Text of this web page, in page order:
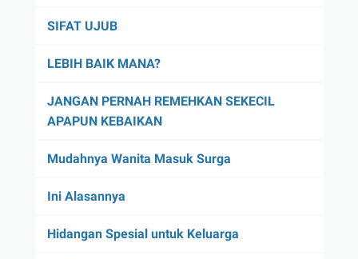
SIFAT UJUB
LEBIH BAIK MANA?
JANGAN PERNAH REMEHKAN SEKECIL
APAPUN KEBAIKAN
Mudahnya Wanita Masuk Surga
Ini Alasannya
Hidangan Spesial untuk Keluarga